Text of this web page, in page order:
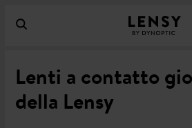
Lenti a contatto
della Lensy